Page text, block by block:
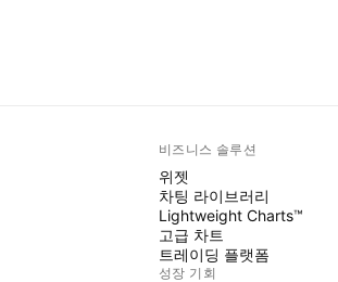
비즈니스 솔루션
위젯
차팅 라이브러리
Lightweight Charts™
고급 차트
트레이딩 플랫폼
성장 기회